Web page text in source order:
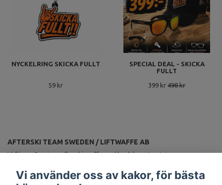
NYCKELRING SKICKA FULLT
59 kr
SPECIAL DEAL - SKICKA
FULLT
399 kr 498 kr
AFTERSKI TEAM SWEDEN / LIFTWAFFE AB
Vi förser Sveriges afterskiproffs med landslagsutrustning.
Vi använder oss av kakor, för bästa